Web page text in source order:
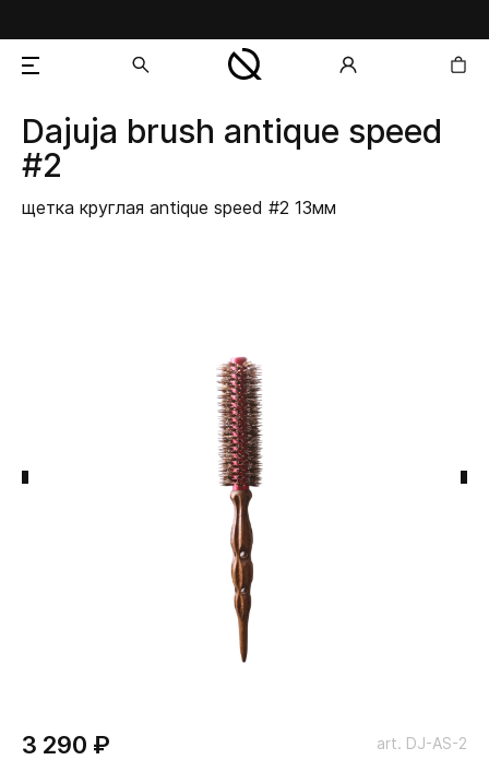
добавлен в корзину
Dajuja brush antique speed
#2
щетка круглая antique speed #2 13мм
art. DJ-AS-2
3 290 ₽